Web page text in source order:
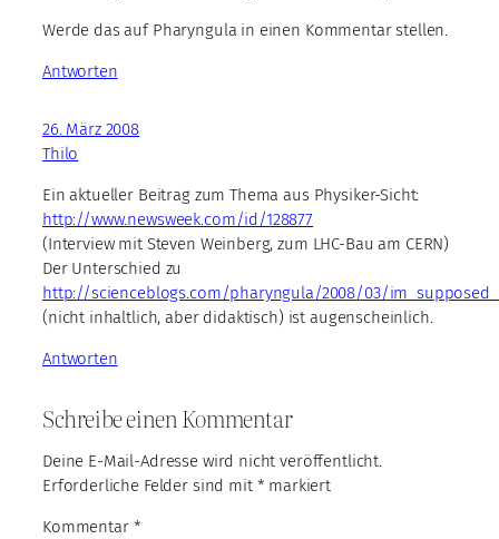
Werde das auf Pharyngula in einen Kommentar stellen.
Antworten
26. März 2008
Thilo
Ein aktueller Beitrag zum Thema aus Physiker-Sicht:
http://www.newsweek.com/id/128877
(Interview mit Steven Weinberg, zum LHC-Bau am CERN)
Der Unterschied zu
http://scienceblogs.com/pharyngula/2008/03/
(nicht inhaltlich, aber didaktisch) ist augenscheinlich.
Antworten
Schreibe einen Kommentar
Deine E-Mail-Adresse wird nicht veröffentlicht.
Erforderliche Felder sind mit * markiert
Kommentar *